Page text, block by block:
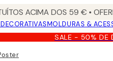
ACIMA DOS 59 € •
MOLDURAS &
SALE - 50% DE